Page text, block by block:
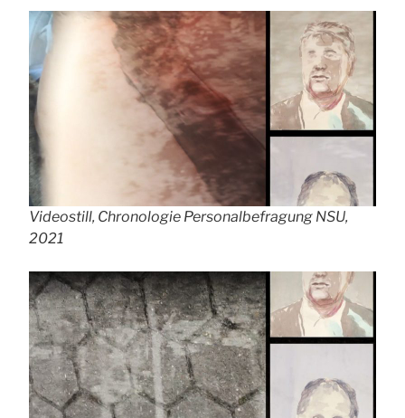
Videostill, Chronologie Personalbefragung NSU,
2021